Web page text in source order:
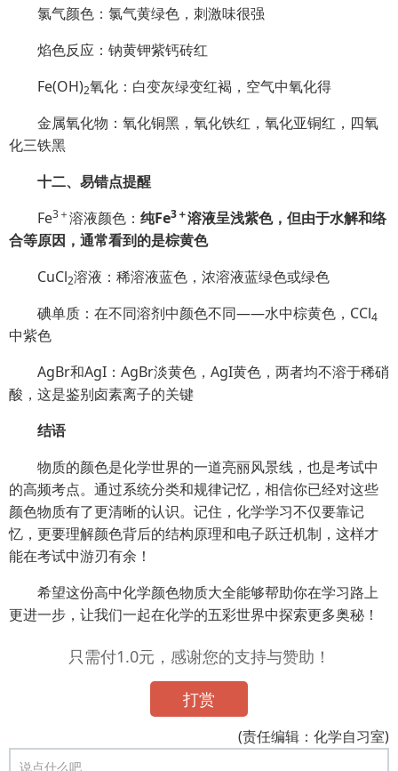
氯气颜色：氯气黄绿色，刺激味很强
焰色反应：钠黄钾紫钙砖红
Fe(OH)2氧化：白变灰绿变红褐，空气中氧化得
金属氧化物：氧化铜黑，氧化铁红，氧化亚铜红，四氧
化三铁黑
十二、易错点提醒
Fe3＋溶液颜色： 纯Fe3＋溶液呈浅紫色，但由于水解和络
合等原因，通常看到的是棕黄色
CuCl2溶液：稀溶液蓝色，浓溶液蓝绿色或绿色
碘单质：在不同溶剂中颜色不同——水中棕黄色，CCl4
中紫色
AgBr和AgI：AgBr淡黄色，AgI黄色，两者均不溶于稀硝
酸，这是鉴别卤素离子的关键
结语
物质的颜色是化学世界的一道亮丽风景线，也是考试中
的高频考点。通过系统分类和规律记忆，相信你已经对这些
颜色物质有了更清晰的认识。记住，化学学习不仅要靠记
忆，更要理解颜色背后的结构原理和电子跃迁机制，这样才
能在考试中游刃有余！
希望这份高中化学颜色物质大全能够帮助你在学习路上
更进一步，让我们一起在化学的五彩世界中探索更多奥秘！
只需付1.0元，感谢您的支持与赞助！
打赏
(责任编辑：化学自习室)
说点什么吧